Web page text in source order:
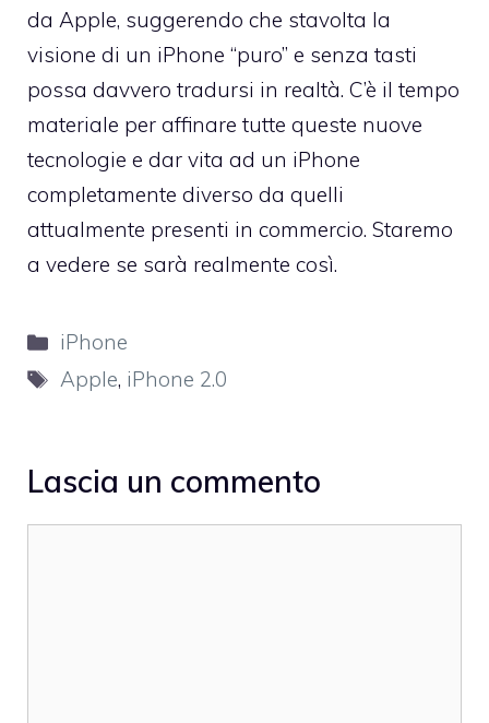
da Apple, suggerendo che stavolta la
visione di un iPhone “puro” e senza tasti
possa davvero tradursi in realtà. C’è il tempo
materiale per affinare tutte queste nuove
tecnologie e dar vita ad un iPhone
completamente diverso da quelli
attualmente presenti in commercio. Staremo
a vedere se sarà realmente così.
Categorie
iPhone
Tag
Apple, iPhone 2.0
Lascia un commento